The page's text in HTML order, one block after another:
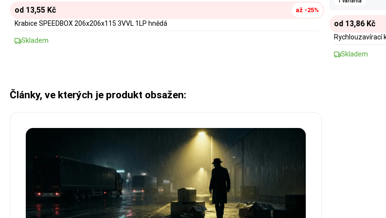
od 13,55 Kč až -25%
Krabice SPEEDBOX 206x206x115 3VVL 1LP hnědá
Skladem
od 13,86 Kč
Rychlouzavírací
Skladem
Články, ve kterých je produkt obsažen: